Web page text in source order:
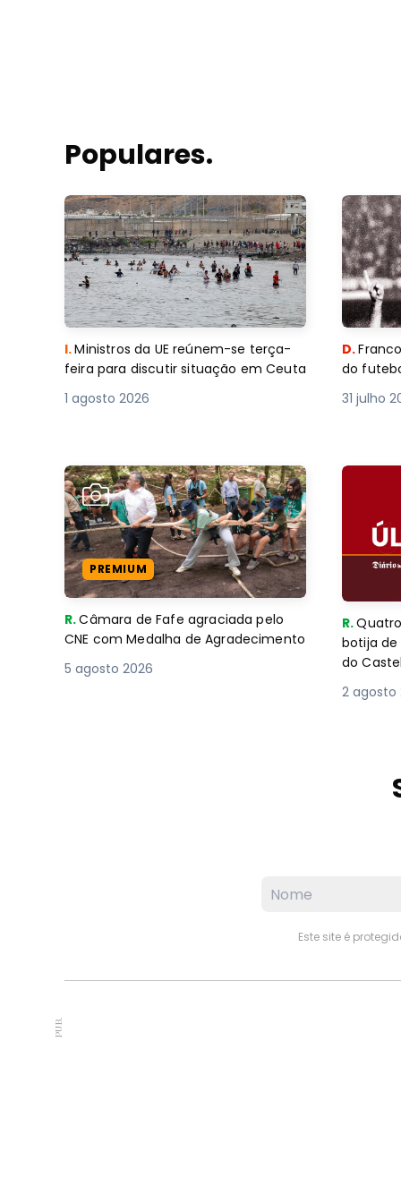
Populares.
I.Ministros da UE reúnem-se terça-
feira para discutir situação em Ceuta
1 agosto 2026
D.
do
31 julho
PREMIUM
R.Câmara de Fafe agraciada pelo
CNE com Medalha de Agradecimento
5 agosto 2026
R.
botija
do
2 agosto
Este site é
PUB.